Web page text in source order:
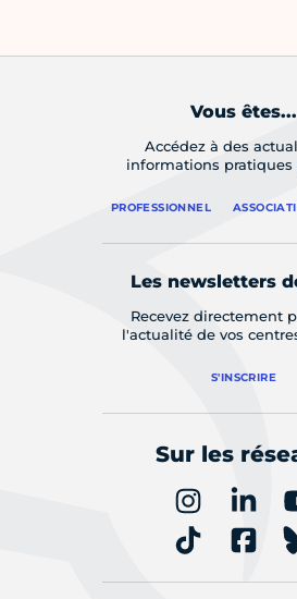
Vous êtes...
Accédez à des
informations pratiques
PROFESSIONNEL
Les newsletters
Recevez directement
l'actualité de vos
S'INSCRIRE
Sur les